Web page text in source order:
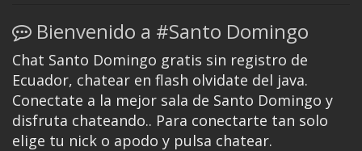
Bienvenido a #Santo Domingo
Chat Santo Domingo gratis sin registro de
Ecuador, chatear en flash olvidate del java.
Conectate a la mejor sala de Santo Domingo y
disfruta chateando.. Para conectarte tan solo
elige tu nick o apodo y pulsa chatear.